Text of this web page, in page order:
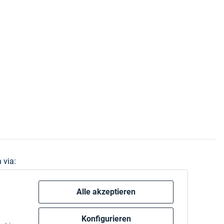
Alle akzeptieren
Konfigurieren
via: